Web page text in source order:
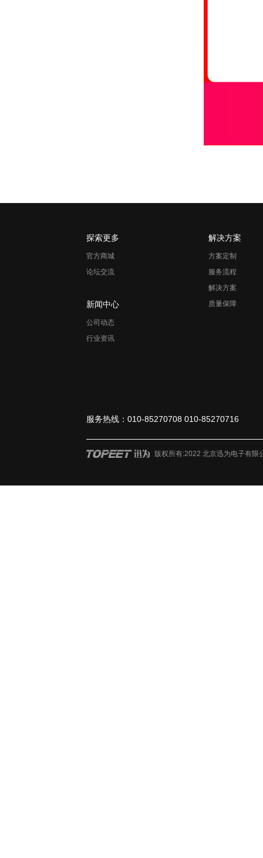
探索更多
官方商城
论坛交流
新闻中心
公司动态
行业资讯
解决方案
方案定制
服务流程
解决方案
质量保障
服务热线：010-85270708 010-85270716
版权所有:2022 北京迅为电子有